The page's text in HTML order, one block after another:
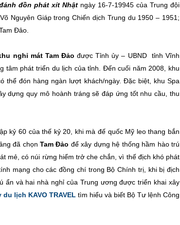
đồn phát xít Nhật ngày 16-7-19945 của Trung đội
Nguyên Giáp trong Chiến dịch Trung du 1950 – 1951;
Đảo.
nghỉ mát Tam Đảo được Tỉnh ủy – UBND tỉnh Vĩnh
tâm phát triển du lịch của tỉnh. Đến cuối năm 2008, khu
thể đón hàng ngàn lượt khách/ngày. Đặc biệt, khu Spa
dựng quy mô hoành tráng sẽ đáp ứng tốt nhu cầu, thu
kỷ 60 của thế kỷ 20, khi mà đế quốc Mỹ leo thang bắn
đã chọn Tam Đảo để xây dựng hệ thống hầm hào trú
mẻ, có núi rừng hiểm trở che chắn, vì thế địch khó phát
mạng cho các đồng chí trong Bộ Chính trị, khi bị địch
ẩn và hai nhà nghỉ của Trung ương được triển khai xây
lịch KAVO TRAVEL tìm hiểu và biết Bộ Tư lệnh Công